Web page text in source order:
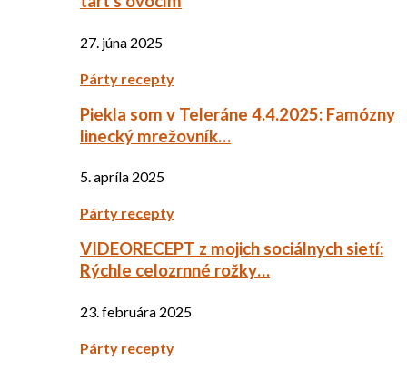
27. júna 2025
Párty recepty
Piekla som v Teleráne 4.4.2025: Famózny
linecký mrežovník…
5. apríla 2025
Párty recepty
VIDEORECEPT z mojich sociálnych sietí:
Rýchle celozrnné rožky…
23. februára 2025
Párty recepty